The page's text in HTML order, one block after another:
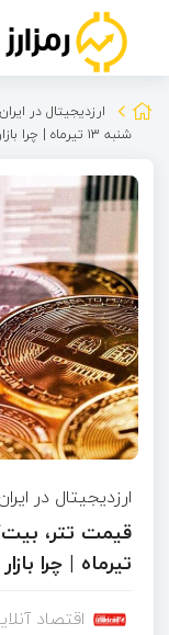
ارزدیجیتال در
شنبه ۱۳ تیرماه | چرا بازار امروز صعودی شد؟
ارزدیجیتال در
تیرماه | چرا
اقتصاد